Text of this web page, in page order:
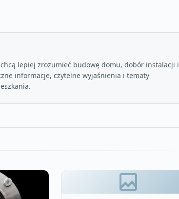
lepiej zrozumieć budowę domu, dobór instalacji i
informacje, czytelne wyjaśnienia i tematy